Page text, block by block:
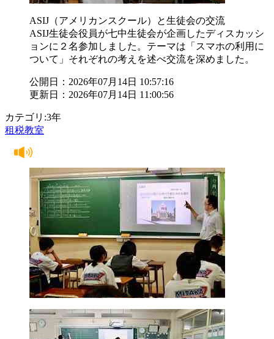
ASIJ（アメリカンスクール）と生徒会の交流
ASIJ生徒会役員が七中生徒会が企画したディスカッシ
ョンに２名参加しました。テーマは「スマホの利用に
ついて」それぞれの考えを述べ交流を深めました。
公開日：2026年07月14日 10:57:16
更新日：2026年07月14日 11:00:56
カテゴリ:3年
租税教室